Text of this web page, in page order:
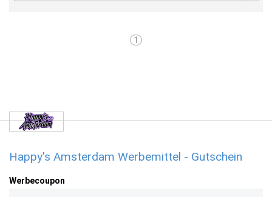
1
Happy's Amsterdam Werbemittel - Gutschein
Werbecoupon